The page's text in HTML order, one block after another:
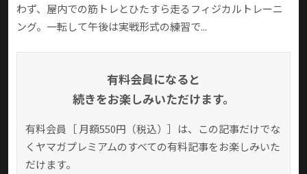
わず、屋内での筋トレとひたすら走るフィジカルトレーニ
ング。一転して午後は実戦形式の練習で...
有料会員になると
続きをお楽しみいただけます。
有料会員［ 月額550円（税込）］は、この記事だけでな
く ヤマガプレミアムのすべての有料記事をお楽しみいた
だけます。